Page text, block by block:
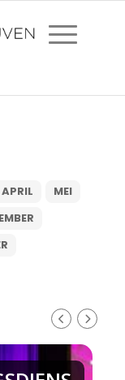
APRIL
MEI